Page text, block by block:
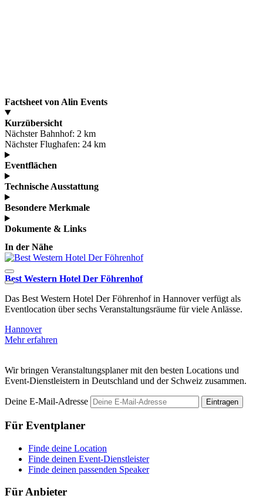
Factsheet von Alin Events
Kurzübersicht
Nächster Bahnhof: 2 km
Nächster Flughafen: 24 km
Eventflächen
Technische Ausstattung
Besondere Merkmale
Dokumente & Links
In der Nähe
Best Western Hotel Der Föhrenhof
Das Best Western Hotel Der Föhrenhof in Hannover verfügt als
Eventlocation über sechs Veranstaltungsräume für viele Anlässe.
Hannover
Mehr erfahren
Wir bringen Veranstaltungsplaner mit den besten Locations und
Event-Dienstleistern in Deutschland und der Schweiz zusammen.
Deine E-Mail-Adresse Eintragen
Für Eventplaner
Finde deine Location
Finde deinen Event-Dienstleister
Finde deinen passenden Speaker
Für Anbieter